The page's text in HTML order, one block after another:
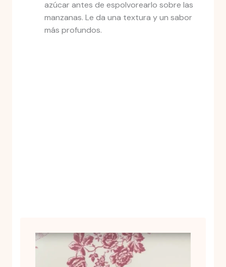
azúcar antes de espolvorearlo sobre las
manzanas. Le da una textura y un sabor
más profundos.